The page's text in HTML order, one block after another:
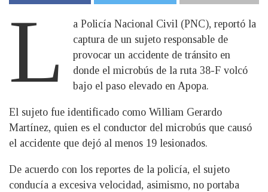
L
a Policía Nacional Civil (PNC), reportó la
captura de un sujeto responsable de
provocar un accidente de tránsito en
donde el microbús de la ruta 38-F volcó
bajo el paso elevado en Apopa.
El sujeto fue identificado como William Gerardo
Martínez, quien es el conductor del microbús que causó
el accidente que dejó al menos 19 lesionados.
De acuerdo con los reportes de la policía, el sujeto
conducía a excesiva velocidad, asimismo, no portaba